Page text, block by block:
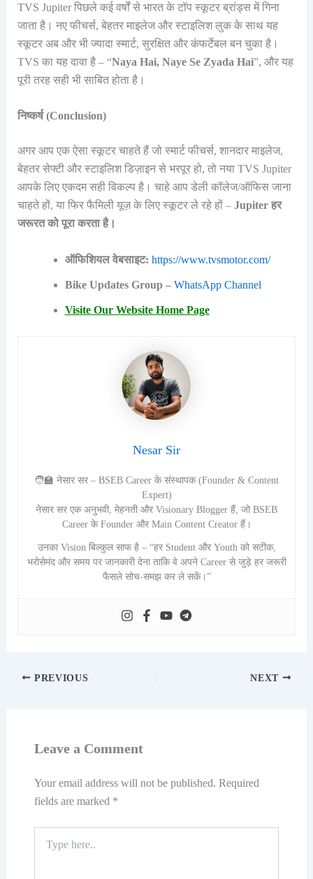
TVS Jupiter पिछले कई वर्षों से भारत के टॉप स्कूटर ब्रांड्स में गिना
जाता है। नए फीचर्स, बेहतर माइलेज और स्टाइलिश लुक के साथ यह
स्कूटर अब और भी ज्यादा स्मार्ट, सुरक्षित और कंफर्टेबल बन चुका है।
TVS का यह दावा है – “Naya Hai, Naye Se Zyada Hai”, और यह
पूरी तरह सही भी साबित होता है।
निष्कर्ष (Conclusion)
अगर आप एक ऐसा स्कूटर चाहते हैं जो स्मार्ट फीचर्स, शानदार माइलेज,
बेहतर सेफ्टी और स्टाइलिश डिज़ाइन से भरपूर हो, तो नया TVS Jupiter
आपके लिए एकदम सही विकल्प है। चाहे आप डेली कॉलेज/ऑफिस जाना
चाहते हों, या फिर फैमिली यूज़ के लिए स्कूटर ले रहे हों – Jupiter हर
जरूरत को पूरा करता है।
ऑफिशियल वेबसाइट: https://www.tvsmotor.com/
Bike Updates Group – WhatsApp Channel
Visite Our Website Home Page
Nesar Sir
🧑‍🏫 नेसार सर – BSEB Career के संस्थापक (Founder & Content
Expert)
नेसार सर एक अनुभवी, मेहनती और Visionary Blogger हैं, जो BSEB
Career के Founder और Main Content Creator हैं।
उनका Vision बिल्कुल साफ है – “हर Student और Youth को सटीक,
भरोसेमंद और समय पर जानकारी देना ताकि वे अपने Career से जुड़े हर जरूरी
फैसले सोच-समझ कर ले सकें।”
PREVIOUS NEXT
Leave a Comment
Your email address will not be published. Required
fields are marked *
here..